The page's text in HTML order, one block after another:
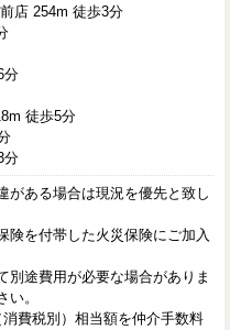
店 254m 徒歩3分
分
徒歩5分
分
ある場合は現況を優先と致し
を付帯した火災保険にご加入
途費用が必要な場合がありま
。
費税別）相当額を仲介手数料